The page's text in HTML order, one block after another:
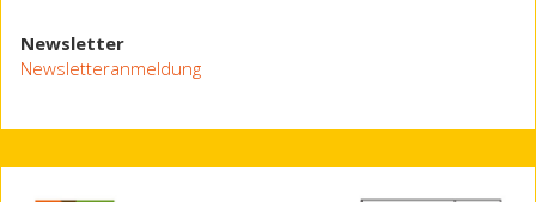
Newsletter
Newsletteranmeldung